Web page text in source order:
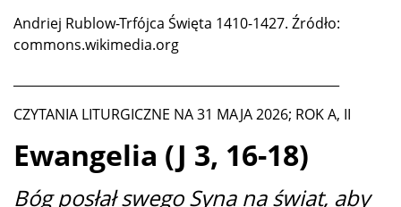
Andriej Rublow-Trfójca Święta 1410-1427. Źródło:
commons.wikimedia.org
CZYTANIA LITURGICZNE NA 31 MAJA 2026; ROK A, II
Ewangelia (J 3, 16-18)
Bóg posłał swego Syna na świat, aby